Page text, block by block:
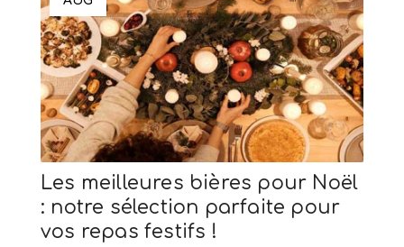
Les meilleures bières pour Noël
: notre sélection parfaite pour
vos repas festifs !